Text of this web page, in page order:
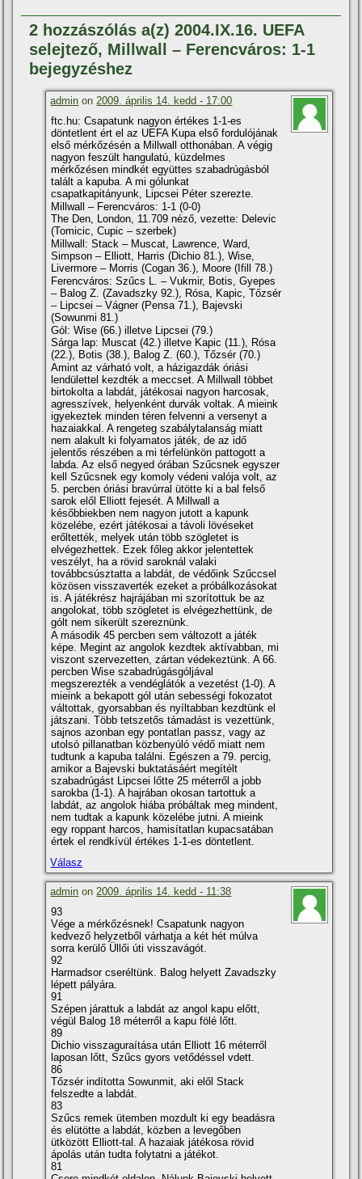
2 hozzászólás a(z) 2004.IX.16. UEFA
selejtező, Millwall – Ferencváros: 1-1
bejegyzéshez
admin on 2009. április 14. kedd - 17:00
ftc.hu: Csapatunk nagyon értékes 1-1-es
döntetlent ért el az UEFA Kupa első fordulójának
első mérkőzésén a Millwall otthonában. A végig
nagyon feszült hangulatú, küzdelmes
mérkőzésen mindkét együttes szabadrúgásból
talált a kapuba. A mi gólunkat
csapatkapitányunk, Lipcsei Péter szerezte.
Millwall – Ferencváros: 1-1 (0-0)
The Den, London, 11.709 néző, vezette: Delevic
(Tomicic, Cupic – szerbek)
Millwall: Stack – Muscat, Lawrence, Ward,
Simpson – Elliott, Harris (Dichio 81.), Wise,
Livermore – Morris (Cogan 36.), Moore (Ifill 78.)
Ferencváros: Szűcs L. – Vukmir, Botis, Gyepes
– Balog Z. (Zavadszky 92.), Rósa, Kapic, Tőzsér
– Lipcsei – Vágner (Pensa 71.), Bajevski
(Sowunmi 81.)
Gól: Wise (66.) illetve Lipcsei (79.)
Sárga lap: Muscat (42.) illetve Kapic (11.), Rósa
(22.), Botis (38.), Balog Z. (60.), Tőzsér (70.)
Amint az várható volt, a házigazdák óriási
lendülettel kezdték a meccset. A Millwall többet
birtokolta a labdát, játékosai nagyon harcosak,
agresszí­vek, helyenként durvák voltak. A mieink
igyekeztek minden téren felvenni a versenyt a
hazaiakkal. A rengeteg szabálytalanság miatt
nem alakult ki folyamatos játék, de az idő
jelentős részében a mi térfelünkön pattogott a
labda. Az első negyed órában Szűcsnek egyszer
kell Szűcsnek egy komoly védeni valója volt, az
5. percben óriási bravúrral ütötte ki a bal felső
sarok elől Elliott fejesét. A Millwall a
későbbiekben nem nagyon jutott a kapunk
közelébe, ezért játékosai a távoli lövéseket
erőltették, melyek után több szögletet is
elvégezhettek. Ezek főleg akkor jelentettek
veszélyt, ha a rövid saroknál valaki
továbbcsúsztatta a labdát, de védőink Szűccsel
közösen visszaverték ezeket a próbálkozásokat
is. A játékrész hajrájában mi szorí­tottuk be az
angolokat, több szögletet is elvégezhettünk, de
gólt nem sikerült szereznünk.
A második 45 percben sem változott a játék
képe. Megint az angolok kezdtek aktí­vabban, mi
viszont szervezetten, zártan védekeztünk. A 66.
percben Wise szabadrúgásgóljával
megszerezték a vendéglátók a vezetést (1-0). A
mieink a bekapott gól után sebességi fokozatot
váltottak, gyorsabban és nyí­ltabban kezdtünk el
játszani. Több tetszetős támadást is vezettünk,
sajnos azonban egy pontatlan passz, vagy az
utolsó pillanatban közbenyúló védő miatt nem
tudtunk a kapuba találni. Egészen a 79. percig,
amikor a Bajevski buktatásáért megí­télt
szabadrúgást Lipcsei lőtte 25 méterről a jobb
sarokba (1-1). A hajrában okosan tartottuk a
labdát, az angolok hiába próbáltak meg mindent,
nem tudtak a kapunk közelébe jutni. A mieink
egy roppant harcos, hamisí­tatlan kupacsatában
értek el rendkí­vül értékes 1-1-es döntetlent.
Válasz
admin on 2009. április 14. kedd - 11:38
93
Vége a mérkőzésnek! Csapatunk nagyon
kedvező helyzetből várhatja a két hét múlva
sorra kerülő Üllői úti visszavágót.
92
Harmadsor cseréltünk. Balog helyett Zavadszky
lépett pályára.
91
Szépen járattuk a labdát az angol kapu előtt,
végül Balog 18 méterről a kapu fölé lőtt.
89
Dichio visszaguraí­tása után Elliott 16 méterről
laposan lőtt, Szűcs gyors vetődéssel vdett.
86
Tőzsér indí­totta Sowunmit, aki elől Stack
felszedte a labdát.
83
Szűcs remek ütemben mozdult ki egy beadásra
és elütötte a labdát, közben a levegőben
ütközött Elliott-tal. A hazaiak játékosa rövid
ápolás után tudta folytatni a játékot.
81